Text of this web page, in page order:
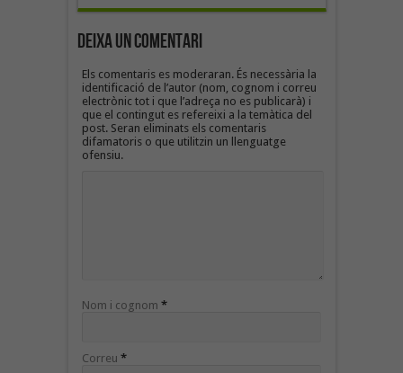
Deixa un Comentari
Els comentaris es moderaran. És necessària la
identificació de l’autor (nom, cognom i correu
electrònic tot i que l’adreça no es publicarà) i
que el contingut es refereixi a la temàtica del
post. Seran eliminats els comentaris
difamatoris o que utilitzin un llenguatge
ofensiu.
Nom i cognom *
Correu *